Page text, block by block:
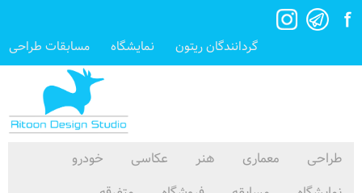
گردانندگان ریتون نمایشگاه مسابقات طراحی
طراحی معماری هنر عکاسی
خودرو